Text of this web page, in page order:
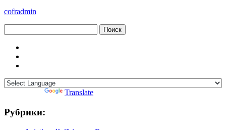
cofradmin
Translate
Рубрики: